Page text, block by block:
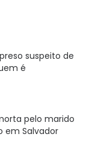
suspeito de
é
pelo marido
em Salvador